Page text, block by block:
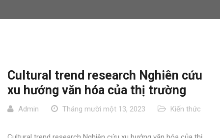
Cultural trend research Nghiên cứu
xu hướng văn hóa của thị trường
Admin Tháng mười một 13, 2023 Kiến thức